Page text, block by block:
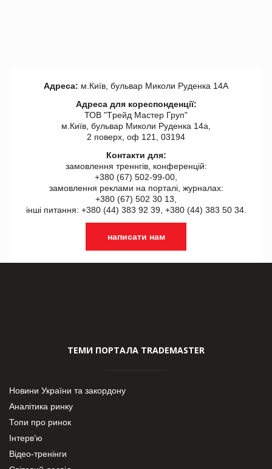
Адреса: м.Київ, бульвар Миколи Руденка 14А
Адреса для кореспонденції:
ТОВ "Tрейд Мастер Груп"
м.Київ, бульвар Миколи Руденка 14а,
2 поверх, оф 121, 03194
Контакти для:
замовлення треннгів, конференцій:
+380 (67) 502-99-00,
замовлення реклами на порталі, журналах:
+380 (67) 502 30 13,
інші питання: +380 (44) 383 92 39, +380 (44) 383 50 34.
написати нам
ТЕМИ ПОРТАЛА TRADEMASTER
Новини України та закордону
Аналітика ринку
Топи про ринок
Інтерв’ю
Відео-тренінги